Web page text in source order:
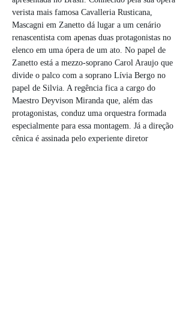
verista mais famosa Cavalleria Rusticana,
Mascagni em Zanetto dá lugar a um cenário
renascentista com apenas duas protagonistas no
elenco em uma ópera de um ato. No papel de
Zanetto está a mezzo-soprano Carol Araujo que
divide o palco com a soprano Lívia Bergo no
papel de Silvia. A regência fica a cargo do
Maestro Deyvison Miranda que, além das
protagonistas, conduz uma orquestra formada
especialmente para essa montagem. Já a direção
cênica é assinada pelo experiente diretor